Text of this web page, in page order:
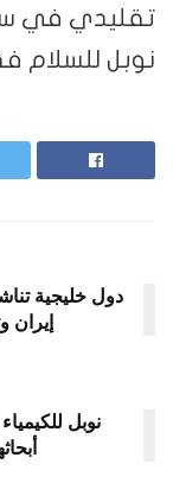
تقليدي في
نوبل للسلام
دول خليجية